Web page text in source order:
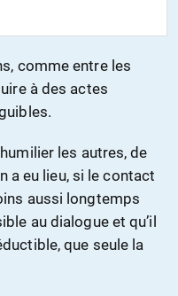
comme entre les
à des actes
les autres, de
a eu lieu, si le contact
aussi longtemps
au dialogue et qu’il
que seule la